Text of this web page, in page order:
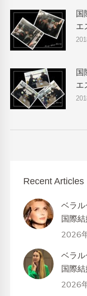
国
エ
国
エ
Recent Articles
ベラ
国際
2026
ベラ
国際
2026